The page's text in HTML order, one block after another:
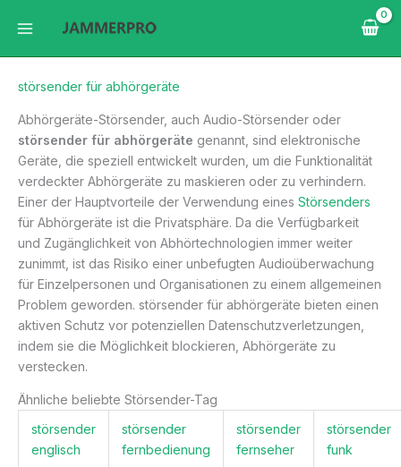
Inhalt
störsender für abhörgeräte
Abhörgeräte-Störsender, auch Audio-Störsender oder
störsender für abhörgeräte genannt, sind elektronische
Geräte, die speziell entwickelt wurden, um die Funktionalität
verdeckter Abhörgeräte zu maskieren oder zu verhindern.
Einer der Hauptvorteile der Verwendung eines Störsenders
für Abhörgeräte ist die Privatsphäre. Da die Verfügbarkeit
und Zugänglichkeit von Abhörtechnologien immer weiter
zunimmt, ist das Risiko einer unbefugten Audioüberwachung
für Einzelpersonen und Organisationen zu einem allgemeinen
Problem geworden. störsender für abhörgeräte bieten einen
aktiven Schutz vor potenziellen Datenschutzverletzungen,
indem sie die Möglichkeit blockieren, Abhörgeräte zu
verstecken.
Ähnliche beliebte Störsender-Tag
störsender
englisch
störsender
fernbedienung
störsender
fernseher
störsender
funk